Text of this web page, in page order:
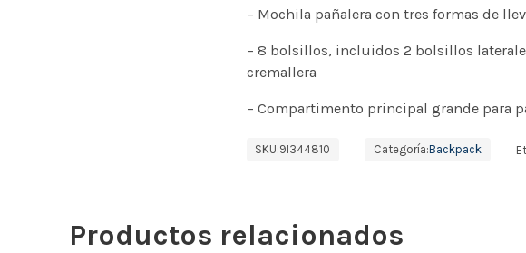
– Mochila pañalera con tres formas de
– 8 bolsillos, incluidos 2 bolsillos
cremallera
– Compartimento principal grande para
SKU:9I344810 Categoría:Backpack
Productos relacionados